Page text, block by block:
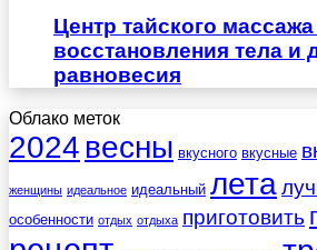
Центр тайского
восстановления тела и
равновесия
Облако меток
2024 весны вкусного вкусные
женщины идеальное идеальный лета
особенности отдых отдыха приготовить